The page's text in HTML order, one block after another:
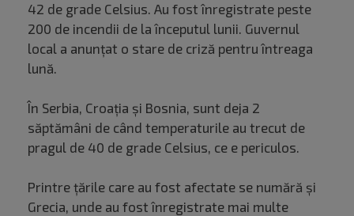
42 de grade Celsius. Au fost înregistrate peste
200 de incendii de la începutul lunii. Guvernul
local a anunțat o stare de criză pentru întreaga
lună.
În Serbia, Croația și Bosnia, sunt deja 2
săptămâni de când temperaturile au trecut de
pragul de 40 de grade Celsius, ce e periculos.
Printre țările care au fost afectate se numără și
Grecia, unde au fost înregistrate mai multe